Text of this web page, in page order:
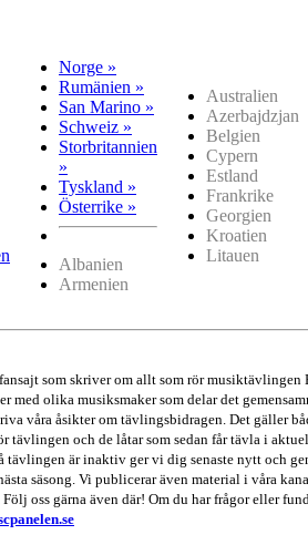
Norge »
Rumänien »
San Marino »
Schweiz »
Storbritannien
»
Tyskland »
Österrike »
Albanien
Armenien
Australien
Azerbajdzjan
Belgien
Cypern
Estland
Frankrike
Georgien
Kroatien
Litauen
som skriver om allt som rör musiktävlingen
med olika musiksmaker som delar det
våra åsikter om tävlingsbidragen. Det gäller
tävlingen och de låtar som sedan får tävla i
tävlingen är inaktiv ger vi dig senaste nytt och
säsong. Vi publicerar även material i våra
. Följ oss gärna även där! Om du har frågor eller